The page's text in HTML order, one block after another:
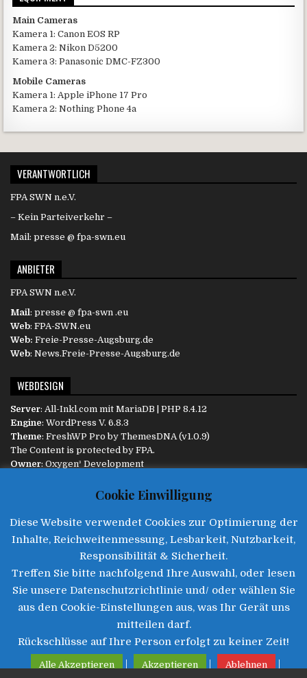
Main Cameras
Kamera 1: Canon EOS RP
Kamera 2: Nikon D5200
Kamera 3: Panasonic DMC-FZ300
Mobile Cameras
Kamera 1: Apple iPhone 17 Pro
Kamera 2: Nothing Phone 4a
VERANTWORTLICH
FPA SWN n.e.V.
– Kein Parteiverkehr –
Mail: presse @ fpa-swn.eu
ANBIETER
FPA SWN n.e.V.
Mail : presse @ fpa-swn .eu
Web: FPA-SWN.eu
Web: Freie-Presse-Augsburg.de
Web: News.Freie-Presse-Augsburg.de
WEBDESIGN
Server: All-Inkl.com mit MariaDB | PHP 8.4.12
Engine: WordPress V. 6.8.3
Theme: FreshWP Pro by ThemesDNA(v1.0.9)
The Content is protected by FPA.
Owner: Oxygen³ Development
INFORMATIONEN
09.08.2026 :: 16:56
Impressum| Datenschutz|Disclaimer| Kontakt
Cookie Einwilligung
Diese Website verwendet Cookies zur Optimierung der
Inhalte, Reichweitenmessung, Lesbarkeit, Nutzbarkeit,
Responsibilität & Sicherheit.
Treffen Sie bitte nachfolgend Ihre Auswahl, oder lesen
Sie unsere Datenschutzrichtlinie und/ oder wählen Sie
aus den Cookie-Einstellungen aus, was Ihr Gerät uns
mitteilen darf.
Rückschlüsse auf Ihre Person erfolgt zu keiner Zeit!
Alle Akzeptieren Akzeptieren Ablehnen